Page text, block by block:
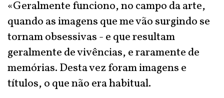
«Geralmente funciono, no campo da arte,
quando as imagens que me vão surgindo se
tornam obsessivas - e que resultam
geralmente de vivências, e raramente de
memórias. Desta vez foram imagens e
títulos, o que não era habitual.